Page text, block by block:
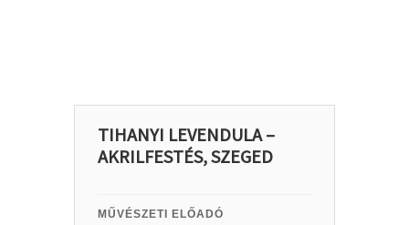
TIHANYI LEVENDULA –
AKRILFESTÉS, SZEGED
MŰVÉSZETI ELŐADÓ